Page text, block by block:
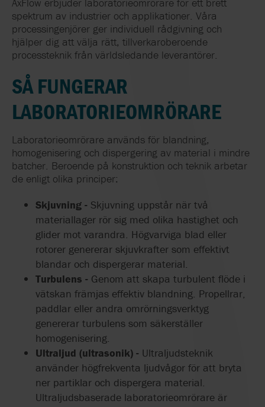
spektrum av industrier och applikationer. Våra
processingenjörer ger individuell rådgivning och
hjälper dig att välja rätt, tillverkaroberoende
processteknik från världsledande leverantörer.
SÅ FUNGERAR
LABORATORIEOMRÖRARE
Laboratorieomrörare används för blandning,
homogenisering och dispergering av material i mindre
batcher. Beroende på konstruktion och teknik arbetar
de enligt olika principer:
Skjuvning - Skjuvning uppstår när två
materiallager rör sig med olika hastighet och
glider mot varandra. Högvarviga blad eller
rotorer genererar skjuvkrafter som effektivt
blandar och dispergerar material.
Turbulens - Genom att skapa turbulent flöde i
vätskan främjas effektiv blandning. Propellrar,
paddlar eller andra omrörningsverktyg
genererar turbulens som säkerställer
homogenisering.
Ultraljud (ultrasonik) - Ultraljudsteknik
använder högfrekventa ljudvågor för att bryta
ner partiklar och dispergera material.
Ultraljudsbaserade laboratorieomrörare är